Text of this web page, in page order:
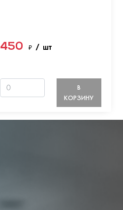
450 ₽ / шт
В
КОРЗИНУ